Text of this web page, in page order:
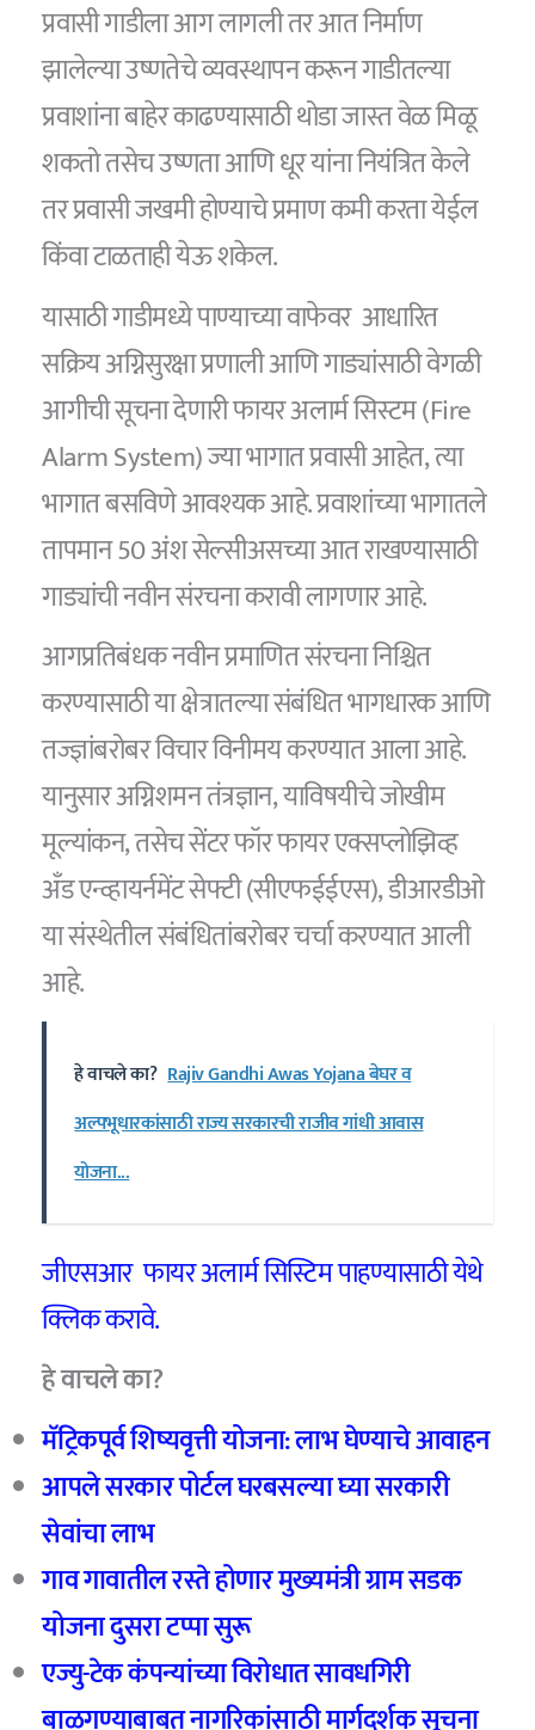
प्रवासी गाडीला आग लागली तर आत निर्माण
झालेल्या उष्णतेचे व्यवस्थापन करून गाडीतल्या
प्रवाशांना बाहेर काढण्यासाठी थोडा जास्त वेळ मिळू
शकतो तसेच उष्णता आणि धूर यांना नियंत्रित केले
तर प्रवासी जखमी होण्याचे प्रमाण कमी करता येईल
किंवा टाळताही येऊ शकेल.
यासाठी गाडीमध्ये पाण्याच्या वाफेवर आधारित
सक्रिय अग्निसुरक्षा प्रणाली आणि गाड्यांसाठी वेगळी
आगीची सूचना देणारी फायर अलार्म सिस्टम (Fire
Alarm System) ज्या भागात प्रवासी आहेत, त्या
भागात बसविणे आवश्यक आहे. प्रवाशांच्या भागातले
तापमान 50 अंश सेल्सीअसच्या आत राखण्यासाठी
गाड्यांची नवीन संरचना करावी लागणार आहे.
आगप्रतिबंधक नवीन प्रमाणित संरचना निश्चित
करण्यासाठी या क्षेत्रातल्या संबंधित भागधारक आणि
तज्ज्ञांबरोबर विचार विनीमय करण्यात आला आहे.
यानुसार अग्निशमन तंत्रज्ञान, याविषयीचे जोखीम
मूल्यांकन, तसेच सेंटर फॉर फायर एक्सप्लोझिव्ह
अँड एन्व्हायर्नमेंट सेफ्टी (सीएफईईएस), डीआरडीओ
या संस्थेतील संबंधितांबरोबर चर्चा करण्यात आली
आहे.
हे वाचले का? Rajiv Gandhi Awas Yojana बेघर व
अल्पभूधारकांसाठी राज्य सरकारची राजीव गांधी आवास
योजना...
जीएसआर फायर अलार्म सिस्टिम पाहण्यासाठी येथे
क्लिक करावे.
हे वाचले का?
मॅट्रिकपूर्व शिष्यवृत्ती योजना: लाभ घेण्याचे आवाहन
आपले सरकार पोर्टल घरबसल्या घ्या सरकारी
सेवांचा लाभ
गाव गावातील रस्ते होणार मुख्यमंत्री ग्राम सडक
योजना दुसरा टप्पा सुरू
एज्यु-टेक कंपन्यांच्या विरोधात सावधगिरी
बाळगण्याबाबत नागरिकांसाठी मार्गदर्शक सूचना